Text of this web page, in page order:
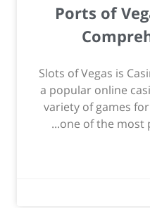
Ports of
Slots of Vegas is
a popular online
variety of games
one of the most